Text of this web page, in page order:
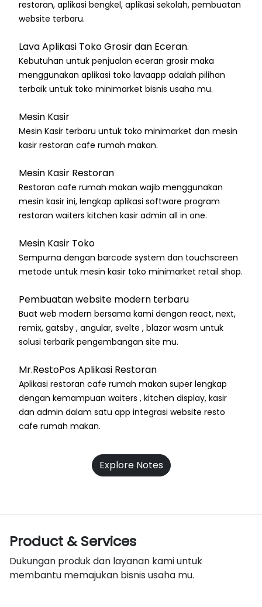
restoran, aplikasi bengkel, aplikasi sekolah, pembuatan
website terbaru.
Lava Aplikasi Toko Grosir dan Eceran.
Kebutuhan untuk penjualan eceran grosir maka
menggunakan aplikasi toko lavaapp adalah pilihan
terbaik untuk toko minimarket bisnis usaha mu.
Mesin Kasir
Mesin Kasir terbaru untuk toko minimarket dan mesin
kasir restoran cafe rumah makan.
Mesin Kasir Restoran
Restoran cafe rumah makan wajib menggunakan
mesin kasir ini, lengkap aplikasi software program
restoran waiters kitchen kasir admin all in one.
Mesin Kasir Toko
Sempurna dengan barcode system dan touchscreen
metode untuk mesin kasir toko minimarket retail shop.
Pembuatan website modern terbaru
Buat web modern bersama kami dengan react, next,
remix, gatsby , angular, svelte , blazor wasm untuk
solusi terbarik pengembangan site mu.
Mr.RestoPos Aplikasi Restoran
Aplikasi restoran cafe rumah makan super lengkap
dengan kemampuan waiters , kitchen display, kasir
dan admin dalam satu app integrasi website resto
cafe rumah makan.
Explore Notes
Product & Services
Dukungan produk dan layanan kami untuk
membantu memajukan bisnis usaha mu.